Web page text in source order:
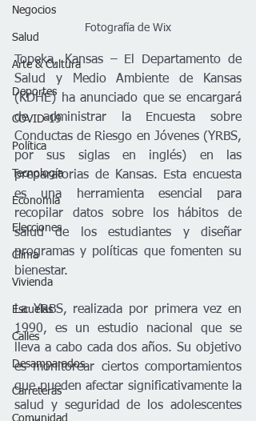
Negocios
Salud
Arte & Cultura
Deportes
COVID-19
Política
Tecnología
Economía
Elecciones
Clima
Vivienda
Escuelas
Calles
Desamparados
Carreteras
Comunidad
Fotografía de Wix
Topeka, Kansas – El Departamento de
Salud y Medio Ambiente de Kansas
(KDHE) ha anunciado que se encargará
de administrar la Encuesta sobre
Conductas de Riesgo en Jóvenes (YRBS,
por sus siglas en inglés) en las
preparatorias de Kansas. Esta encuesta
es una herramienta esencial para
recopilar datos sobre los hábitos de
salud de los estudiantes y diseñar
programas y políticas que fomenten su
bienestar.
La YRBS, realizada por primera vez en
1990, es un estudio nacional que se
lleva a cabo cada dos años. Su objetivo
es monitorear ciertos comportamientos
que pueden afectar significativamente la
salud y seguridad de los adolescentes